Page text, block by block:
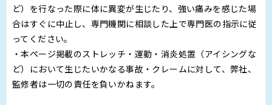
ど）を行なった際に体に異変が生じたり、強い痛みを感じた場
合はすぐに中止し、専門機関に相談した上で専門医の指示に従
ってください。
・本ページ掲載のストレッチ・運動・消炎処置（アイシングな
ど）において生じたいかなる事故・クレームに対して、弊社、
監修者は一切の責任を負いかねます。